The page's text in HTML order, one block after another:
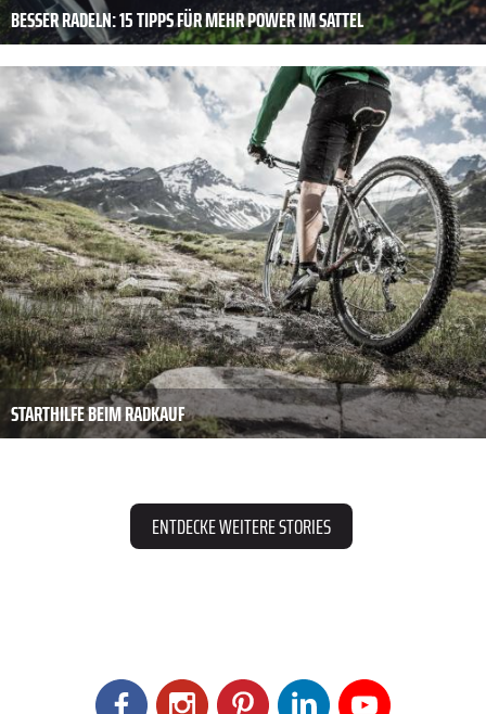
BESSER RADELN: 15 TIPPS FÜR MEHR POWER IM SATTEL
STARTHILFE BEIM RADKAUF
ENTDECKE WEITERE STORIES